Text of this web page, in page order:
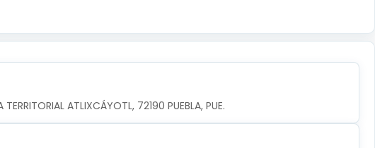
TERRITORIAL ATLIXCÁYOTL, 72190 PUEBLA, PUE.